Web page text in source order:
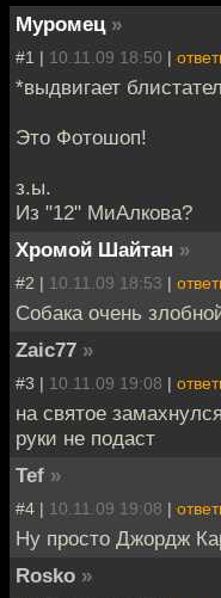
Муромец »
#1 | 10.11.09 18:50 |
*выдвигает
Это Фотошоп!
з.ы.
Из "12" МиАлкова?
Хромой Шайтан »
#2 | 10.11.09 18:53 |
Собака очень
Zaic77 »
#3 | 10.11.09 19:08 |
на святое
руки не подаст
Tef »
#4 | 10.11.09 19:08 |
Ну просто Джордж
Rosko »